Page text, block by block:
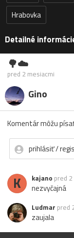
Hrabovka
Detailné
🌳☁️
pred 2 mesiacmi
Gino
Komentár môžu
prihlásiť /
K kajano pred
nezvyčajná
Ludmar pred
zaujala